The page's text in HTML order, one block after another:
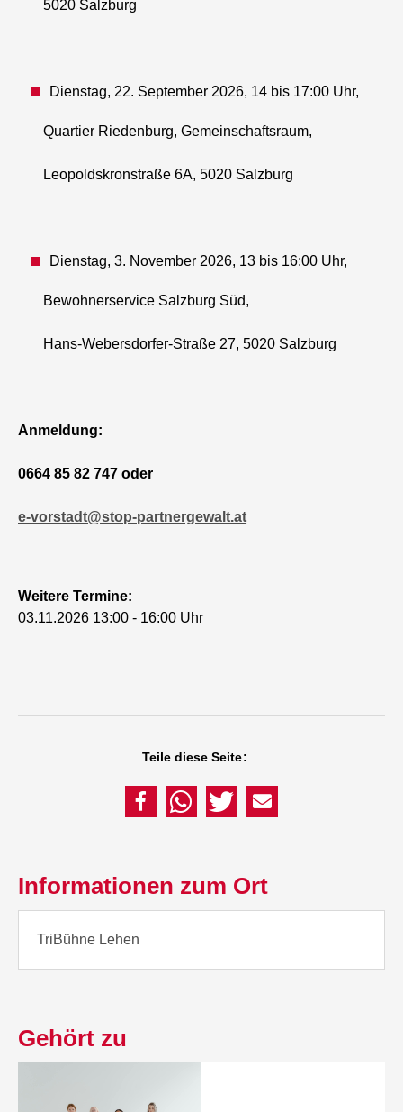
5020 Salzburg
Dienstag, 22. September 2026, 14 bis 17:00 Uhr,
Quartier Riedenburg, Gemeinschaftsraum,
Leopoldskronstraße 6A, 5020 Salzburg
Dienstag, 3. November 2026, 13 bis 16:00 Uhr,
Bewohnerservice Salzburg Süd,
Hans-Webersdorfer-Straße 27, 5020 Salzburg
Anmeldung:
0664 85 82 747 oder
e-vorstadt@stop-partnergewalt.at
Weitere Termine:
03.11.2026 13:00 - 16:00 Uhr
Teile diese Seite:
Informationen zum Ort
TriBühne Lehen
Gehört zu